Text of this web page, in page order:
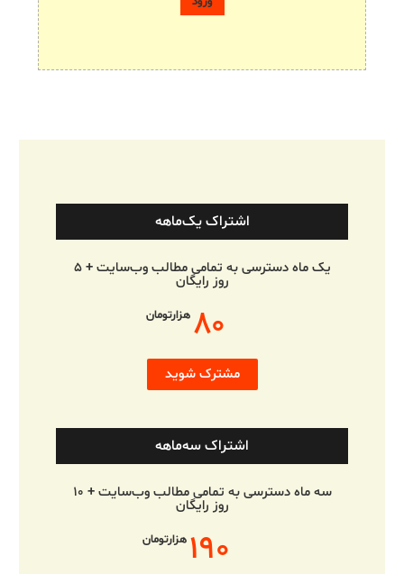
اشتراک یک‌ماهه
یک ماه دسترسی به تمامی مطالب وب‌سایت + ۵
روز رایگان
۸۰ هزارتومان
مشترک شوید
اشتراک سه‌ماهه
سه ماه دسترسی به تمامی مطالب وب‌سایت + ۱۰
روز رایگان
۱۹۰ هزارتومان